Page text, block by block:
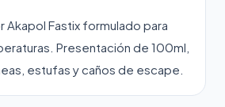
Akapol Fastix formulado para
Presentación de 100ml,
estufas y caños de escape.